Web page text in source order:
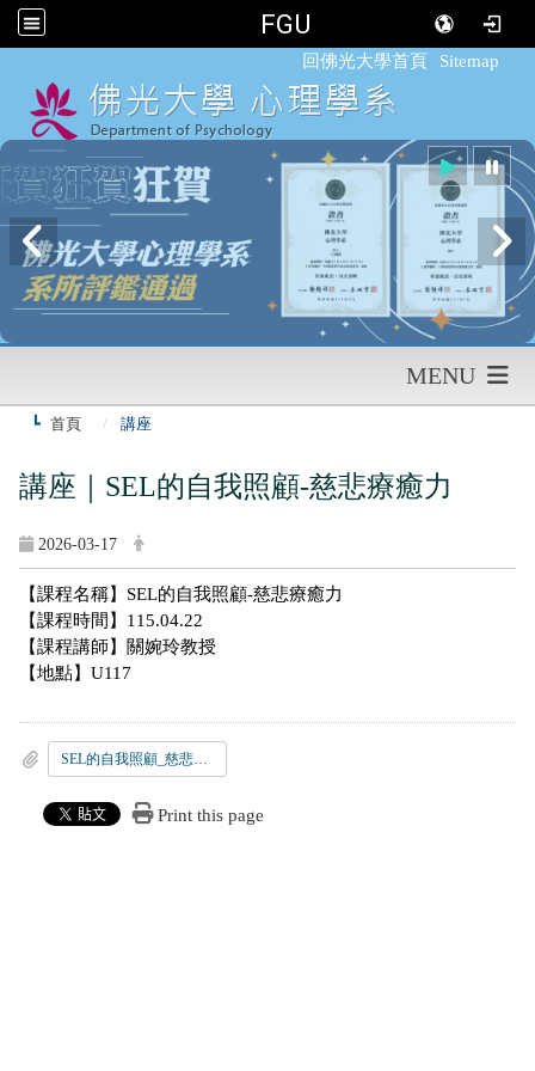
FGU
回佛光大學首頁 Sitemap
MENU
首頁 講座
講座｜SEL的自我照顧-慈悲療癒力
2026-03-17
【課程名稱】SEL的自我照顧-慈悲療癒力
【課程時間】115.04.22
【課程講師】關婉玲教授
【地點】U117
SEL的自我照顧_慈悲療癒力海報.pdf
Print this page